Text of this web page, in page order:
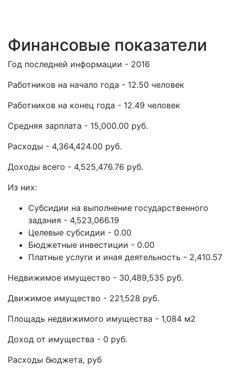
Финансовые показатели
Год последней информации - 2016
Работников на начало года - 12.50 человек
Работников на конец года - 12.49 человек
Средняя зарплата - 15,000.00 руб.
Расходы - 4,364,424.00 руб.
Доходы всего - 4,525,476.76 руб.
Из них:
Субсидии на выполнение государственного
задания - 4,523,066.19
Целевые субсидии - 0.00
Бюджетные инвестиции - 0.00
Платные услуги и иная деятельность - 2,410.57
Недвижимое имущество - 30,489,535 руб.
Движимое имущество - 221,528 руб.
Площадь недвижимого имущества - 1,084 м2
Доход от имущества - 0 руб.
Расходы бюджета, руб